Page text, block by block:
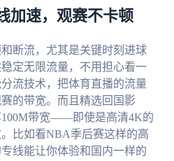
加速，观赛不卡顿
断流，尤其是关键时刻进球
定无限流量，不用担心看一
流技术，把体育直播的流量
的带宽。而且精选回国影
100M带宽——即使是高清4K的
比如看NBA季后赛这样的高
线能让你体验和国内一样的